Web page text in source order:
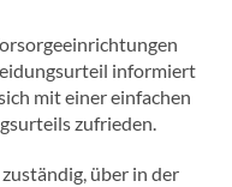
informiert
mit einer einfachen
zufrieden.
über in der